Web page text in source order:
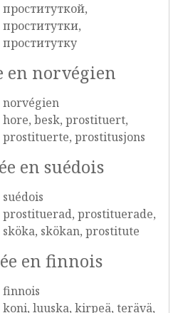
проституткой,
проститутки,
проститутку
en norvégien
norvégien
hore, besk, prostituert,
prostituerte, prostitusjons
en suédois
suédois
prostituerad, prostituerade,
sköka, skökan, prostitute
en finnois
finnois
koni, luuska, kirpeä, terävä,